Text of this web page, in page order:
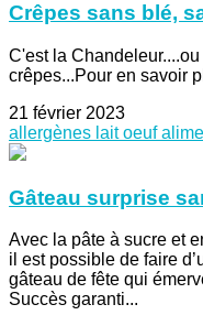
Crêpes sans blé,
C'est la
crêpes...Pour en savoir
21 février 2023
allergènes laitoeuf
Gâteau surprise
Avec la pâte à sucre et
il est possible de faire
gâteau de fête qui
Succès garanti...